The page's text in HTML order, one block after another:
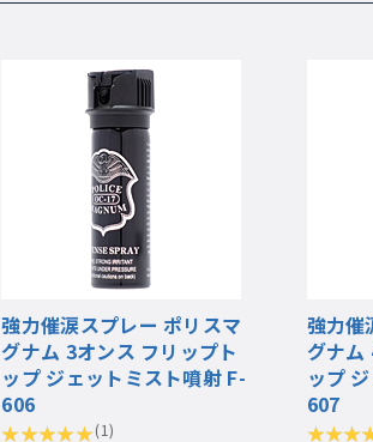
強力催涙スプレー ポリスマ
グナム 3オンス フリップト
ップ ジェットミスト噴射 F-
606
(1)
強力催
グナム
ップ
607